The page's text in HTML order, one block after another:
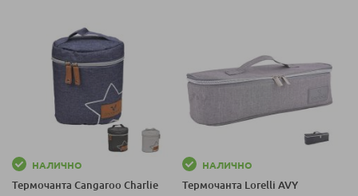
НАЛИЧНО
Термочанта Cangaroo Charlie
НАЛИЧНО
Термочанта Lorelli AVY